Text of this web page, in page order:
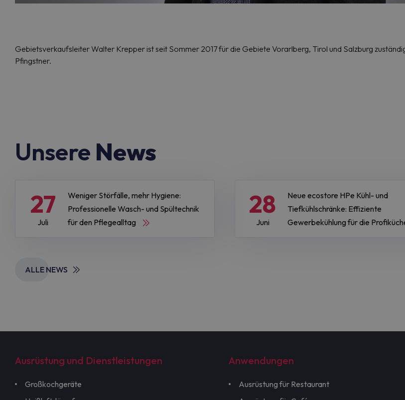
Gebietsverkaufsleiter Walter Krepper ist seit Sommer 2017 für die Gebiete Vorarlberg, Tirol und Salzburg
Pfingstner.
Unsere News
27
Juli
Weniger Störfälle, mehr Hygiene:
Professionelle Wasch- und Spültechnik
für den Pflegealltag
28
Juni
Neue ecostore HPe Kühl- und
Tiefkühlschränke: Effiziente
Gewerbekühlung für die
ALLE NEWS
Ausrüstung und Dienstleistungen
Großkochgeräte
Anwendungen
Ausrüstung für Restaurant